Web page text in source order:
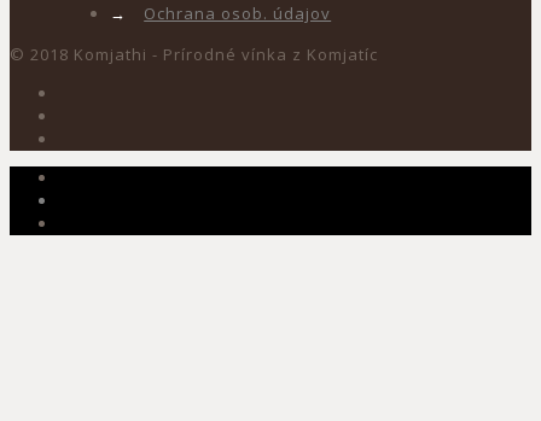
→
Ochrana osob. údajov
© 2018 Komjathi - Prírodné vínka z Komjatíc